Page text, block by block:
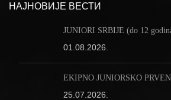
НАЈНОВИЈЕ ВЕСТИ
JUNIORI SRBIJE (do 12
01.08.2026.
EKIPNO JUNIORSKO
25.07.2026.